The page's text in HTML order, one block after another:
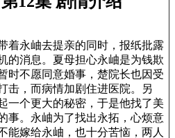
着永岫去提亲的同时，报纸批露
的消息。夏母担心永岫是为钱欺
时不愿同意婚事，楚院长也因受
击，而病情加剧住进医院。另
一个更大的秘密，于是他找了美
事。永岫为了找出永拓，心烦意
能嫁给永岫，也十分苦恼，两人